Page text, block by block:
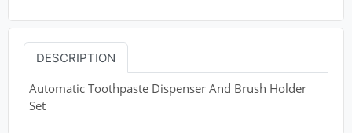
DESCRIPTION
Automatic Toothpaste Dispenser And Brush Holder
Set